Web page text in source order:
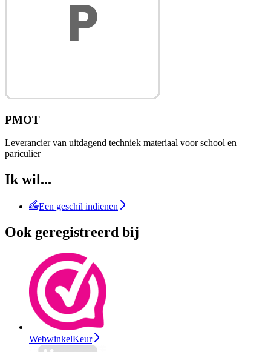
PMOT
Leverancier van uitdagend techniek materiaal voor school en
pariculier
Ik wil...
Een geschil indienen
Ook geregistreerd bij
WebwinkelKeur